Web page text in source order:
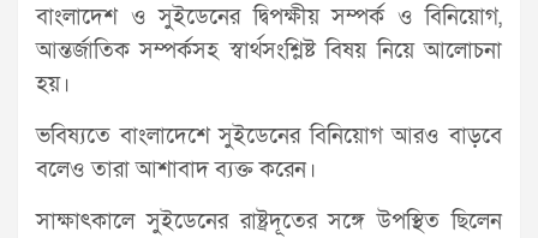
বাংলাদেশ ও সুইডেনের দ্বিপক্ষীয় সম্পর্ক ও বিনিয়োগ,
আন্তর্জাতিক সম্পর্কসহ স্বার্থসংশ্লিষ্ট বিষয় নিয়ে আলোচনা
হয়।
ভবিষ্যতে বাংলাদেশে সুইডেনের বিনিয়োগ আরও বাড়বে
বলেও তারা আশাবাদ ব্যক্ত করেন।
সাক্ষাৎকালে সুইডেনের রাষ্ট্রদূতের সঙ্গে উপস্থিত ছিলেন